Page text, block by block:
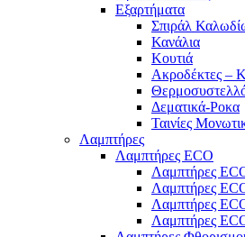
Εξαρτήματα
Σπιράλ
Κανάλια
Κουτιά
Ακροδέκτες –
Δεματικά-Ροκα
Ταινίες
Λαμπτήρες
Λαμπτήρες ECO
Λαμπτήρες
Λαμπτήρες
Λαμπτήρες
Λαμπτήρες